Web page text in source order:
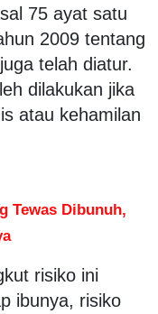
75 ayat satu
2009 tentang
telah diatur.
dilakukan jika
atau kehamilan
Tewas Dibunuh,
risiko ini
ibunya, risiko